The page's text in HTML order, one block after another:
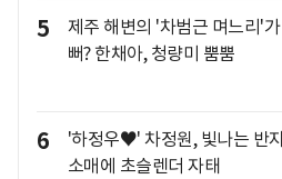
5
제주 해변의 '차범근 며느리'
뻐? 한채아, 청량미 뿜뿜
6
'하정우♥' 차정원, 빛나는 반
소매에 초슬렌더 자태